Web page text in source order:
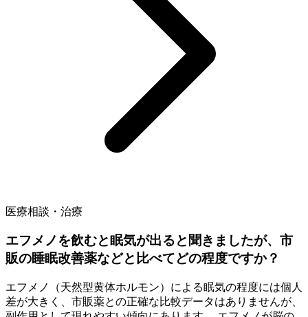
医療相談・治療
エフメノを飲むと眠気が出ると聞きましたが、市
販の睡眠改善薬などと比べてどの程度ですか？
エフメノ（天然型黄体ホルモン）による眠気の程度には個人
差が大きく、市販薬との正確な比較データはありませんが、